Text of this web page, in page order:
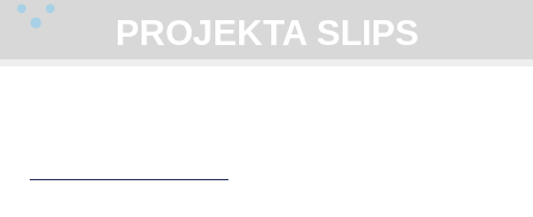
PROJEKTA SLIPS